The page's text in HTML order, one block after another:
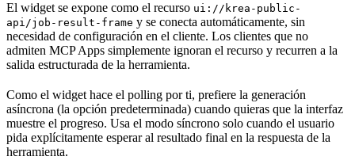
El widget se expone como el recurso ui://krea-public-
api/job-result-frame y se conecta automáticamente, sin
necesidad de configuración en el cliente. Los clientes que no
admiten MCP Apps simplemente ignoran el recurso y recurren a la
salida estructurada de la herramienta.
Como el widget hace el polling por ti, prefiere la generación
asíncrona (la opción predeterminada) cuando quieras que la interfaz
muestre el progreso. Usa el modo síncrono solo cuando el usuario
pida explícitamente esperar al resultado final en la respuesta de la
herramienta.